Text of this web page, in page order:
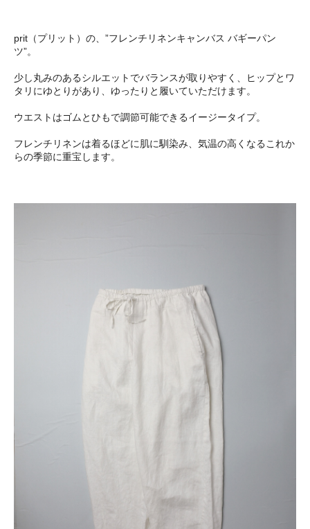
prit（プリット）の、”フレンチリネンキャンバス バギーパン
ツ”。
少し丸みのあるシルエットでバランスが取りやすく、ヒップとワ
タリにゆとりがあり、ゆったりと履いていただけます。
ウエストはゴムとひもで調節可能できるイージータイプ。
フレンチリネンは着るほどに肌に馴染み、気温の高くなるこれか
らの季節に重宝します。